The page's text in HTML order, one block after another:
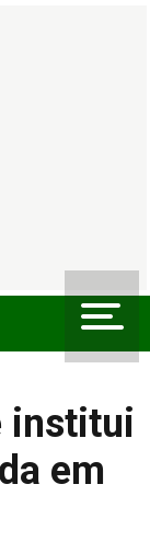
institui
em